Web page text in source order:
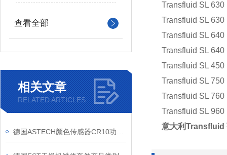
查看全部
相关文章
RELATED ARTICLES
Transfluid SL 630
Transfluid SL 630
Transfluid SL 640
Transfluid SL 640
Transfluid SL 450
Transfluid SL 750
Transfluid SL 760
Transfluid SL 960
意大利Transfluid